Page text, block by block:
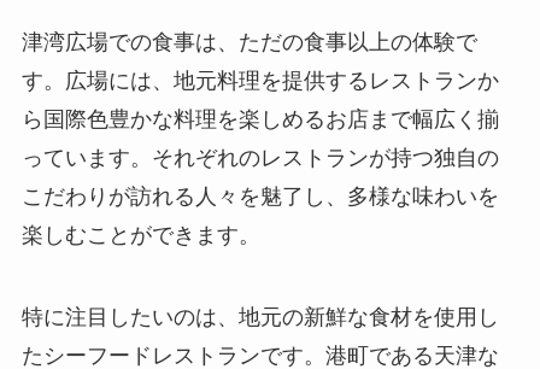
津湾広場での食事は、ただの食事以上の体験で
す。広場には、地元料理を提供するレストランか
ら国際色豊かな料理を楽しめるお店まで幅広く揃
っています。それぞれのレストランが持つ独自の
こだわりが訪れる人々を魅了し、多様な味わいを
楽しむことができます。
特に注目したいのは、地元の新鮮な食材を使用し
たシーフードレストランです。港町である天津な